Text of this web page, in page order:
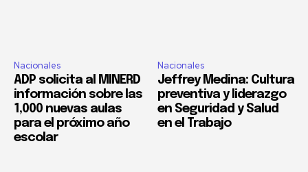
Nacionales
ADP solicita al MINERD
información sobre las
1,000 nuevas aulas
para el próximo año
escolar
Nacionales
Jeffrey Medina: Cultura
preventiva y liderazgo
en Seguridad y Salud
en el Trabajo